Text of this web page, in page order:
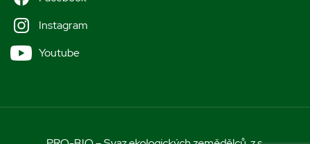
Instagram
Youtube